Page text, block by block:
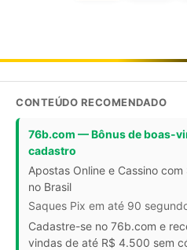
CONTEÚDO RECOMENDADO
76b.com — Bônus de boas-
cadastro
Apostas Online e Cassino
no Brasil
Saques Pix em até 90
Cadastre-se no 76b.com e
vindas de até R$ 4.500 sem